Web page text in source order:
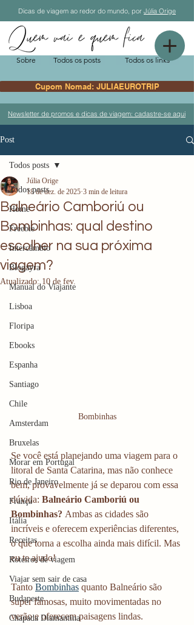
Sobre Todos os posts Todos os links
Cupom Nomad: JULIAEUROTRIP
Dicas de viagem ao redor do mundo, por Júlia Orige
Newsletter de promos e dicas de viagem: cadastre-se aqui
Post
Todos posts
Home
Freebie
Intercâmbio
Blogayra
Manual do Viajante
Lisboa
Floripa
Ebooks
Espanha
Santiago
Chile
Amsterdam
Bruxelas
Morar em Portugal
Rio de Janeiro
França
Itália
Receitas
Roteiros de viagem
Viajar sem sair de casa
Budapeste
Chapada Diamantina
Todos posts
Balneário Camboriú ou
Bombinhas: qual destino
escolher na sua próxima
viagem?
Júlia Orige
18 de dez. de 2025 3 min de leitura
Atualizado: 10 de fev.
Bombinhas
Se você está planejando uma viagem para o
litoral de Santa Catarina, mas não conhece
bem, provavelmente já se deparou com essa
dúvida: Balneário Camboriú ou
Bombinhas? Ambas as cidades são
incríveis e oferecem experiências diferentes,
o que torna a escolha ainda mais difícil. Mas
eu te ajudo!
Tanto Bombinhas quanto Balneário são
super famosas, muito movimentadas no
verão e oferecem paisagens lindas.